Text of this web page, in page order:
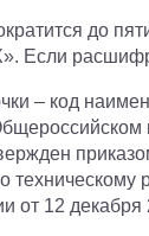
до
Если
– код
техническому
от 12